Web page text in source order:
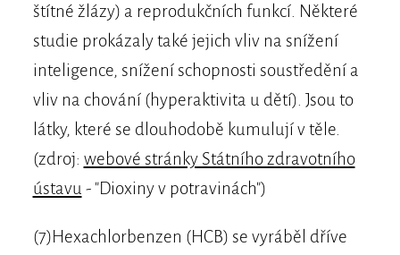
štítné žlázy) a reprodukčních funkcí. Některé
studie prokázaly také jejich vliv na snížení
inteligence, snížení schopnosti soustředění a
vliv na chování (hyperaktivita u dětí). Jsou to
látky, které se dlouhodobě kumulují v těle.
(zdroj: webové stránky Státního zdravotního
ústavu - "Dioxiny v potravinách")
(7)Hexachlorbenzen (HCB) se vyráběl dříve